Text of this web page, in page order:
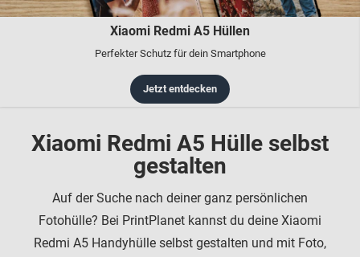
Xiaomi Redmi A5 Hüllen
Perfekter Schutz für dein Smartphone
Jetzt entdecken
Xiaomi Redmi A5 Hülle selbst
gestalten
Auf der Suche nach deiner ganz persönlichen
Fotohülle? Bei PrintPlanet kannst du deine Xiaomi
Redmi A5 Handyhülle selbst gestalten und mit Foto,